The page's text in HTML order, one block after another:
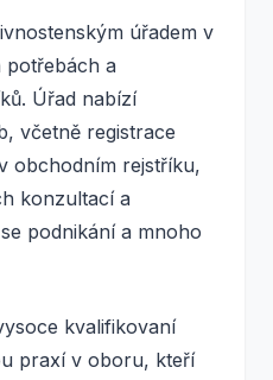
úřadem v
potřebách a
Úřad nabízí
včetně registrace
obchodním rejstříku,
konzultací a
podnikání a mnoho
kvalifikovaní
praxí v oboru, kteří